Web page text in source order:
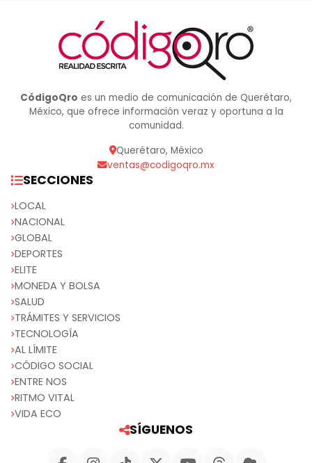
CódigoQro es un medio de comunicación de Querétaro,
México, que ofrece información veraz y oportuna a la
comunidad.
Querétaro, México
ventas@codigoqro.mx
SECCIONES
LOCAL
NACIONAL
GLOBAL
DEPORTES
ELITE
MONEDA Y BOLSA
SALUD
TRÁMITES Y SERVICIOS
TECNOLOGÍA
AL LÍMITE
CÓDIGO SOCIAL
ENTRE NOS
RITMO VITAL
VIDA ECO
SÍGUENOS